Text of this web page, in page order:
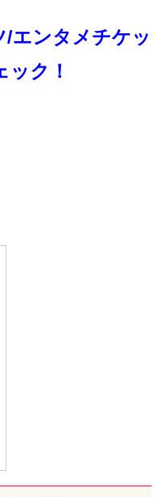
/エンタメチケッ
ック！